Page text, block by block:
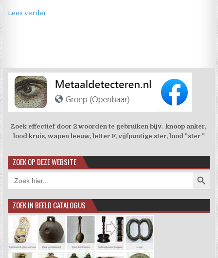
Lees verder
Zoek effectief door 2 woorden te gebruiken bijv. knoop anker,
lood kruis, wapen leeuw, letter F, vijfpuntige ster, lood "ster "
ZOEK OP DEZE WEBSITE
Zoek
naar:
ZOEK IN BEELD CATALOGUS